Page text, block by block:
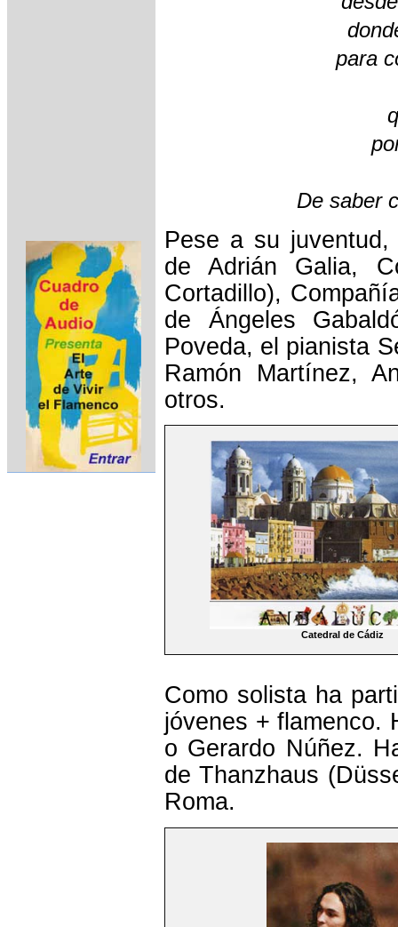
para
De saber
Pese a su
de Adrián Galia,
Cortadillo),
de Ángeles
Poveda, el pianista
Ramón Martínez,
otros.
Catedral de Cádiz
Como solista ha
jóvenes + flamenco.
o Gerardo Núñez.
de Thanzhaus
Roma.